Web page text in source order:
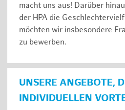
macht uns aus! Darüber
der HPA die
möchten wir insbesondere
zu bewerben.
UNSERE ANGEBOTE,
INDIVIDUELLEN